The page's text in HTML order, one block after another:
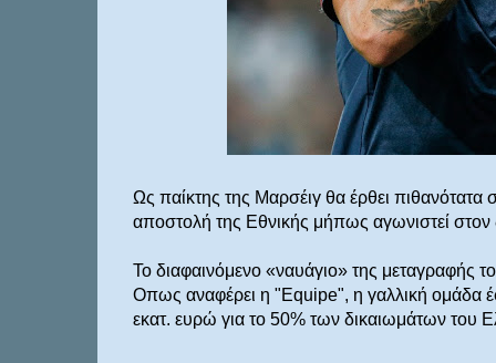
Ως παίκτης της Μαρσέιγ θα έρθει
αποστολή της Εθνικής μήπως αγωνιστεί στον
Το διαφαινόμενο «ναυάγιο» της μεταγραφής
Οπως αναφέρει η "Equipe", η γαλλική ομάδα
εκατ. ευρώ για το 50% των δικαιωμάτων του